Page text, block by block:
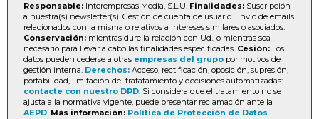
Responsable: Interempresas Media, S.L.U. Finalidades: Suscripción
a nuestra(s) newsletter(s). Gestión de cuenta de usuario. Envío de emails
relacionados con la misma o relativos a intereses similares o asociados.
Conservación: mientras dure la relación con Ud., o mientras sea
necesario para llevar a cabo las finalidades especificadas. Cesión: Los
datos pueden cederse a otras empresas del grupo por motivos de
gestión interna. Derechos: Acceso, rectificación, oposición, supresión,
portabilidad, limitación del tratatamiento y decisiones automatizadas:
contacte con nuestro DPD. Si considera que el tratamiento no se
ajusta a la normativa vigente, puede presentar reclamación ante la
AEPD. Más información: Política de Protección de Datos.